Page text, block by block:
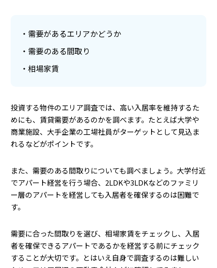
需要があるエリアかどうか
需要のある間取り
相場家賃
投資する物件のエリア調査では、高い入居率を維持するた
めにも、賃貸需要があるのかを調べます。たとえば大学や
商業施設、大手企業の工場社員がターゲットとして見込ま
れるなどがポイントです。
また、需要のある間取りについても調べましょう。大学付近
でアパート経営を行う場合、2LDKや3LDKなどのファミリ
ー層のアパートを経営しても入居者を確保するのは困難で
す。
需要に合った間取りを選び、相場家賃をチェックし、入居
者を確保できるアパートであるかを経営する前にチェック
することが大切です。とはいえ自身で調査するのは難しい